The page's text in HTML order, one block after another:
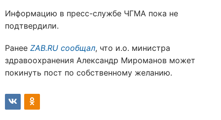
Информацию в пресс-службе ЧГМА пока не
подтвердили.
Ранее ZAB.RU сообщал, что и.о. министра
здравоохранения Александр Мироманов может
покинуть пост по собственному желанию.